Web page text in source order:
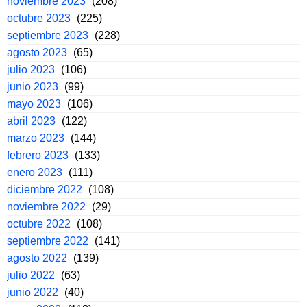
octubre 2023 (225)
septiembre 2023 (228)
agosto 2023 (65)
julio 2023 (106)
junio 2023 (99)
mayo 2023 (106)
abril 2023 (122)
marzo 2023 (144)
febrero 2023 (133)
enero 2023 (111)
diciembre 2022
(108)
noviembre 2022
(29)
octubre 2022
(108)
septiembre 2022
(141)
agosto 2022
(139)
julio 2022
(63)
junio 2022
(40)